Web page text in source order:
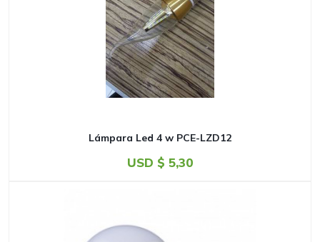
Lámpara Led 4 w PCE-LZD12
USD $ 5,30